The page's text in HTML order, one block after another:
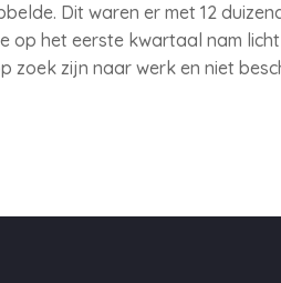
Dit waren er met 12
op het eerste kwartaal nam
zoek zijn naar werk en niet